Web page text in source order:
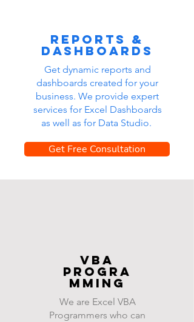
Reports &
dashboards
Get dynamic reports and
dashboards created for your
business. We provide expert
services for Excel Dashboards
as well as for Data Studio.
Get Free Consultation
VBA
progra
mming
We are Excel VBA
Programmers who can